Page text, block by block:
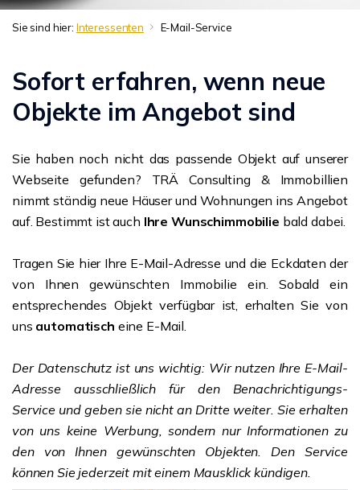
Sie sind hier: Interessenten E-Mail-Service
Sofort erfahren, wenn neue
Objekte im Angebot sind
Sie haben noch nicht das passende Objekt auf unserer
Webseite gefunden? TRÄ Consulting & Immobillien
nimmt ständig neue Häuser und Wohnungen ins Angebot
auf. Bestimmt ist auch Ihre Wunschimmobilie bald dabei.
Tragen Sie hier Ihre E-Mail-Adresse und die Eckdaten der
von Ihnen gewünschten Immobilie ein. Sobald ein
entsprechendes Objekt verfügbar ist, erhalten Sie von
uns automatisch eine E-Mail.
Der Datenschutz ist uns wichtig: Wir nutzen Ihre E-Mail-
Adresse ausschließlich für den Benachrichtigungs-
Service und geben sie nicht an Dritte weiter. Sie erhalten
von uns keine Werbung, sondern nur Informationen zu
den von Ihnen gewünschten Objekten. Den Service
können Sie jederzeit mit einem Mausklick kündigen.